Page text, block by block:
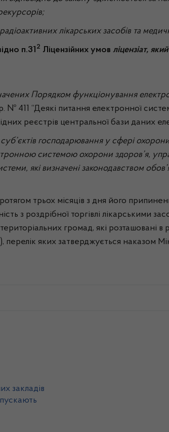
лікарських засобів та
п.31 2 Ліцензійних умов ліцензіат,
Порядком функціонування
№ 411 “Деякі питання електронної
реєстрів центральної бази даних
господарювання у сфері
системою охорони здоров’я,
які визначені законодавством
трьох місяців з дня його
з роздрібної торгівлі лікарськими
громад, які розташовані
перелік яких затверджується наказом
закладів